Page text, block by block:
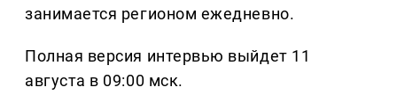
занимается регионом ежедневно.
Полная версия интервью выйдет 11
августа в 09:00 мск.